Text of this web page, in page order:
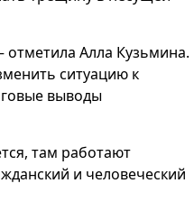
Алла Кузьмина.
ситуацию к
выводы
там работают
и человеческий